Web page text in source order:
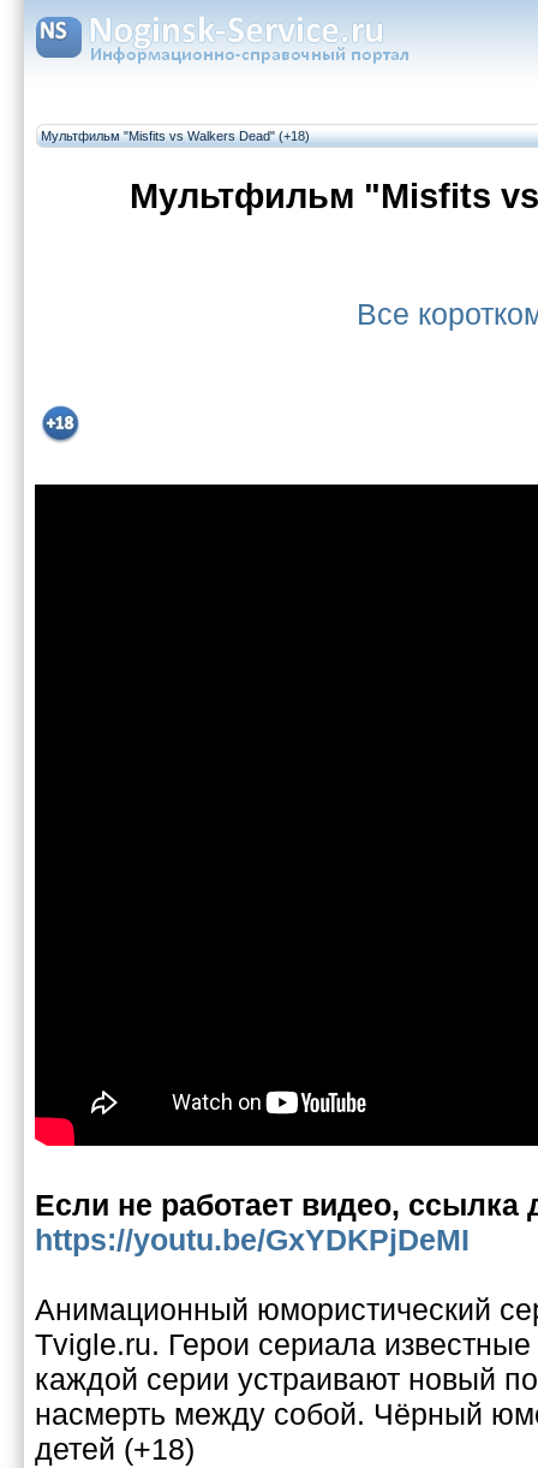
Мультфильм "Misfits vs Walkers Dead" (+18)
Мультфильм "Misfits
Все
Если не работает видео, ссылка
https://youtu.be/GxYDKPjDeMI
Анимационный юмористический
Tvigle.ru. Герои сериала
каждой серии устраивают новый
насмерть между собой. Чёрный
детей (+18)